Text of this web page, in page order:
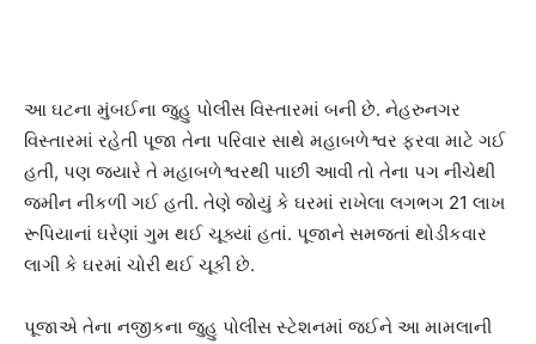
આ ઘટના મુંબઈના જુહુ પોલીસ વિસ્તારમાં બની છે. નેહરુનગર
વિસ્તારમાં રહેતી પૂજા તેના પરિવાર સાથે મહાબળેશ્વર ફરવા માટે ગઈ
હતી, પણ જ્યારે તે મહાબળેશ્વરથી પાછી આવી તો તેના પગ નીચેથી
જમીન નીકળી ગઈ હતી. તેણે જોયું કે ઘરમાં રાખેલા લગભગ 21 લાખ
રૂપિયાનાં ઘરેણાં ગુમ થઈ ચૂક્યાં હતાં. પૂજાને સમજતાં થોડીકવાર
લાગી કે ઘરમાં ચોરી થઈ ચૂકી છે.
પૂજાએ તેના નજીકના જુહુ પોલીસ સ્ટેશનમાં જઈને આ મામલાની